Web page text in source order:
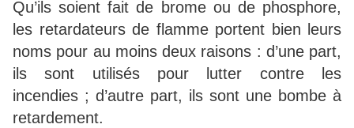
Qu’ils soient fait de brome ou de phosphore,
les retardateurs de flamme portent bien leurs
noms pour au moins deux raisons : d’une part,
ils sont utilisés pour lutter contre les
incendies ; d’autre part, ils sont une bombe à
retardement.